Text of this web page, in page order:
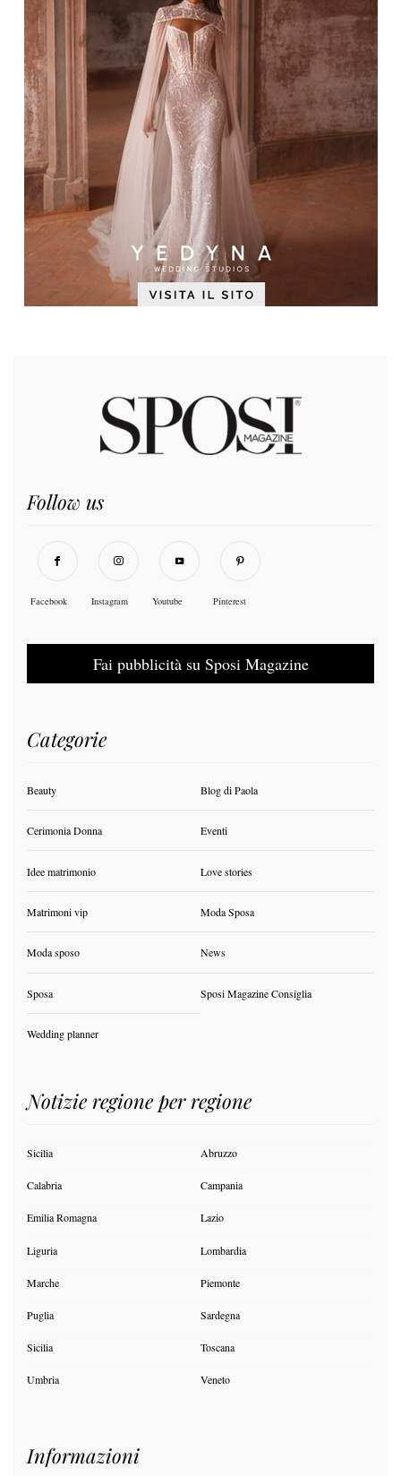
Follow us
Facebook Instagram Youtube Pinterest
Fai pubblicità su Sposi Magazine
Categorie
Beauty Blog di Paola
Cerimonia Donna Eventi
Idee matrimonio Love stories
Matrimoni vip Moda Sposa
Moda sposo News
Sposa Sposi Magazine Consiglia
Wedding planner
Notizie regione per regione
Sicilia Abruzzo
Calabria Campania
Emilia Romagna Lazio
Liguria Lombardia
Marche Piemonte
Puglia Sardegna
Sicilia Toscana
Umbria Veneto
Informazioni